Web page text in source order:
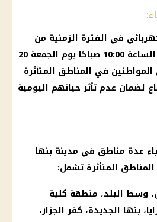
في الفترة الزمنية من
الساعة 7:00 صباحًا إلى الساعة 10:00 صباحًا يوم الجمعة 20
يجب على المواطنين في المناطق المتأثرة
لضمان عدم تأثر حياتهم اليومية
عدة مناطق في مدينة بنها
المتأثرة تشمل:
وسط البلد، منطقة كلية
بنها الجديدة، كفر الجزار،